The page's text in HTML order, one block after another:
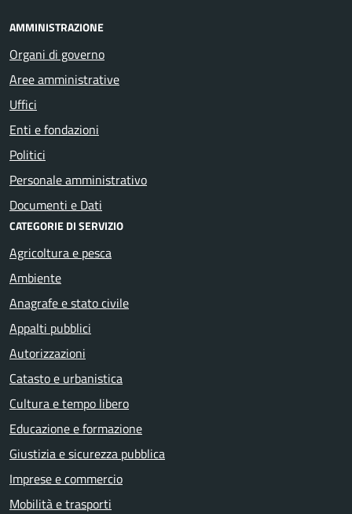
AMMINISTRAZIONE
Organi di governo
Aree amministrative
Uffici
Enti e fondazioni
Politici
Personale amministrativo
Documenti e Dati
CATEGORIE DI SERVIZIO
Agricoltura e pesca
Ambiente
Anagrafe e stato civile
Appalti pubblici
Autorizzazioni
Catasto e urbanistica
Cultura e tempo libero
Educazione e formazione
Giustizia e sicurezza pubblica
Imprese e commercio
Mobilità e trasporti